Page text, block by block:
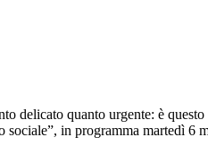
delicato quanto urgente: è
in programma martedì 6